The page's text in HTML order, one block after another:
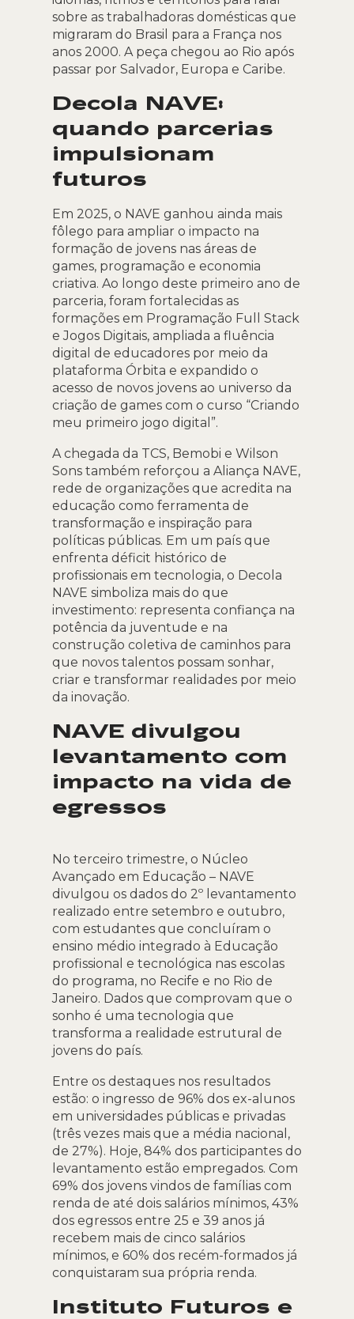
sobre as trabalhadoras domésticas que
migraram do Brasil para a França nos
anos 2000. A peça chegou ao Rio após
passar por Salvador, Europa e Caribe.
Decola NAVE:
quando parcerias
impulsionam
futuros
Em 2025, o NAVE ganhou ainda mais
fôlego para ampliar o impacto na
formação de jovens nas áreas de
games, programação e economia
criativa. Ao longo deste primeiro ano de
parceria, foram fortalecidas as
formações em Programação Full Stack
e Jogos Digitais, ampliada a fluência
digital de educadores por meio da
plataforma Órbita e expandido o
acesso de novos jovens ao universo da
criação de games com o curso “Criando
meu primeiro jogo digital”.
A chegada da TCS, Bemobi e Wilson
Sons também reforçou a Aliança NAVE,
rede de organizações que acredita na
educação como ferramenta de
transformação e inspiração para
políticas públicas. Em um país que
enfrenta déficit histórico de
profissionais em tecnologia, o Decola
NAVE simboliza mais do que
investimento: representa confiança na
potência da juventude e na
construção coletiva de caminhos para
que novos talentos possam sonhar,
criar e transformar realidades por meio
da inovação.
NAVE divulgou
levantamento com
impacto na vida de
egressos
No terceiro trimestre, o Núcleo
Avançado em Educação – NAVE
divulgou os dados do 2º levantamento
realizado entre setembro e outubro,
com estudantes que concluíram o
ensino médio integrado à Educação
profissional e tecnológica nas escolas
do programa, no Recife e no Rio de
Janeiro. Dados que comprovam que o
sonho é uma tecnologia que
transforma a realidade estrutural de
jovens do país.
Entre os destaques nos resultados
estão: o ingresso de 96% dos ex-alunos
em universidades públicas e privadas
(três vezes mais que a média nacional,
de 27%). Hoje, 84% dos participantes do
levantamento estão empregados. Com
69% dos jovens vindos de famílias com
renda de até dois salários mínimos, 43%
dos egressos entre 25 e 39 anos já
recebem mais de cinco salários
mínimos, e 60% dos recém-formados já
conquistaram sua própria renda.
Instituto Futuros e